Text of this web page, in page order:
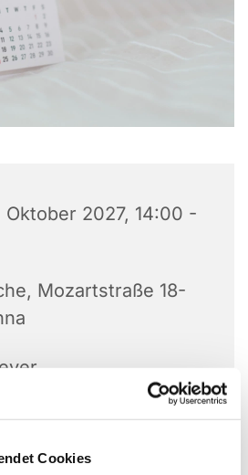
Cookies
Oktober 2027, 14:00 -
Mozartstraße 18-
des Gemeindebüros :